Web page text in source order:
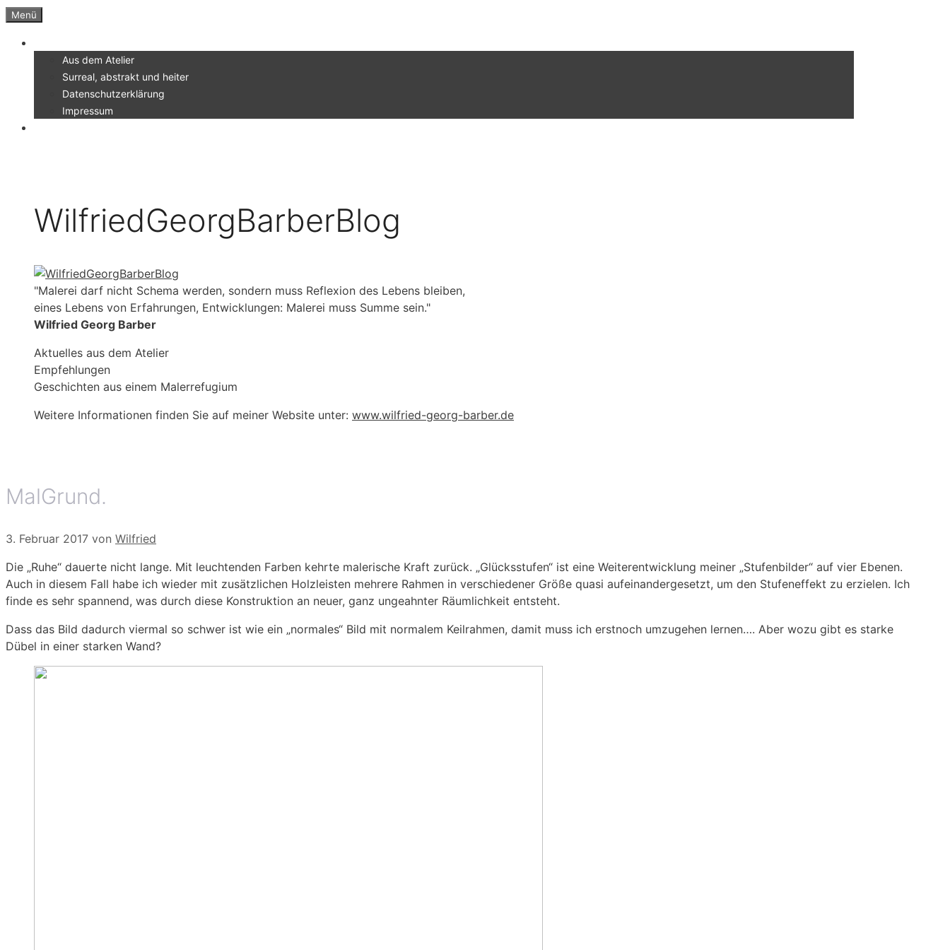
Zum
springen
Menü
Aus dem Atelier
Surreal, abstrakt und heiter
Datenschutzerklärung
Impressum
WilfriedGeorgBarberBlog
"Malerei darf nicht Schema werden, sondern muss Reflexion des Lebens bleiben,
eines Lebens von Erfahrungen, Entwicklungen: Malerei muss Summe sein."
Wilfried Georg Barber
Aktuelles aus dem Atelier
Empfehlungen
Geschichten aus einem Malerrefugium
Weitere Informationen finden Sie auf meiner Website unter: www.wilfried-georg-barber.de
MalGrund.
3. Februar 2017 von Wilfried
Die „Ruhe“ dauerte nicht lange. Mit leuchtenden Farben kehrte malerische Kraft zurück. „Glücksstufen“ ist eine Weiterentwicklung meiner „Stufenbilder“ auf vier Ebenen.
Auch in diesem Fall habe ich wieder mit zusätzlichen Holzleisten mehrere Rahmen in verschiedener Größe quasi aufeinandergesetzt, um den Stufeneffekt zu erzielen. Ich
finde es sehr spannend, was durch diese Konstruktion an neuer, ganz ungeahnter Räumlichkeit entsteht.
Dass das Bild dadurch viermal so schwer ist wie ein „normales“ Bild mit normalem Keilrahmen, damit muss ich erstnoch umzugehen lernen…. Aber wozu gibt es starke
Dübel in einer starken Wand?